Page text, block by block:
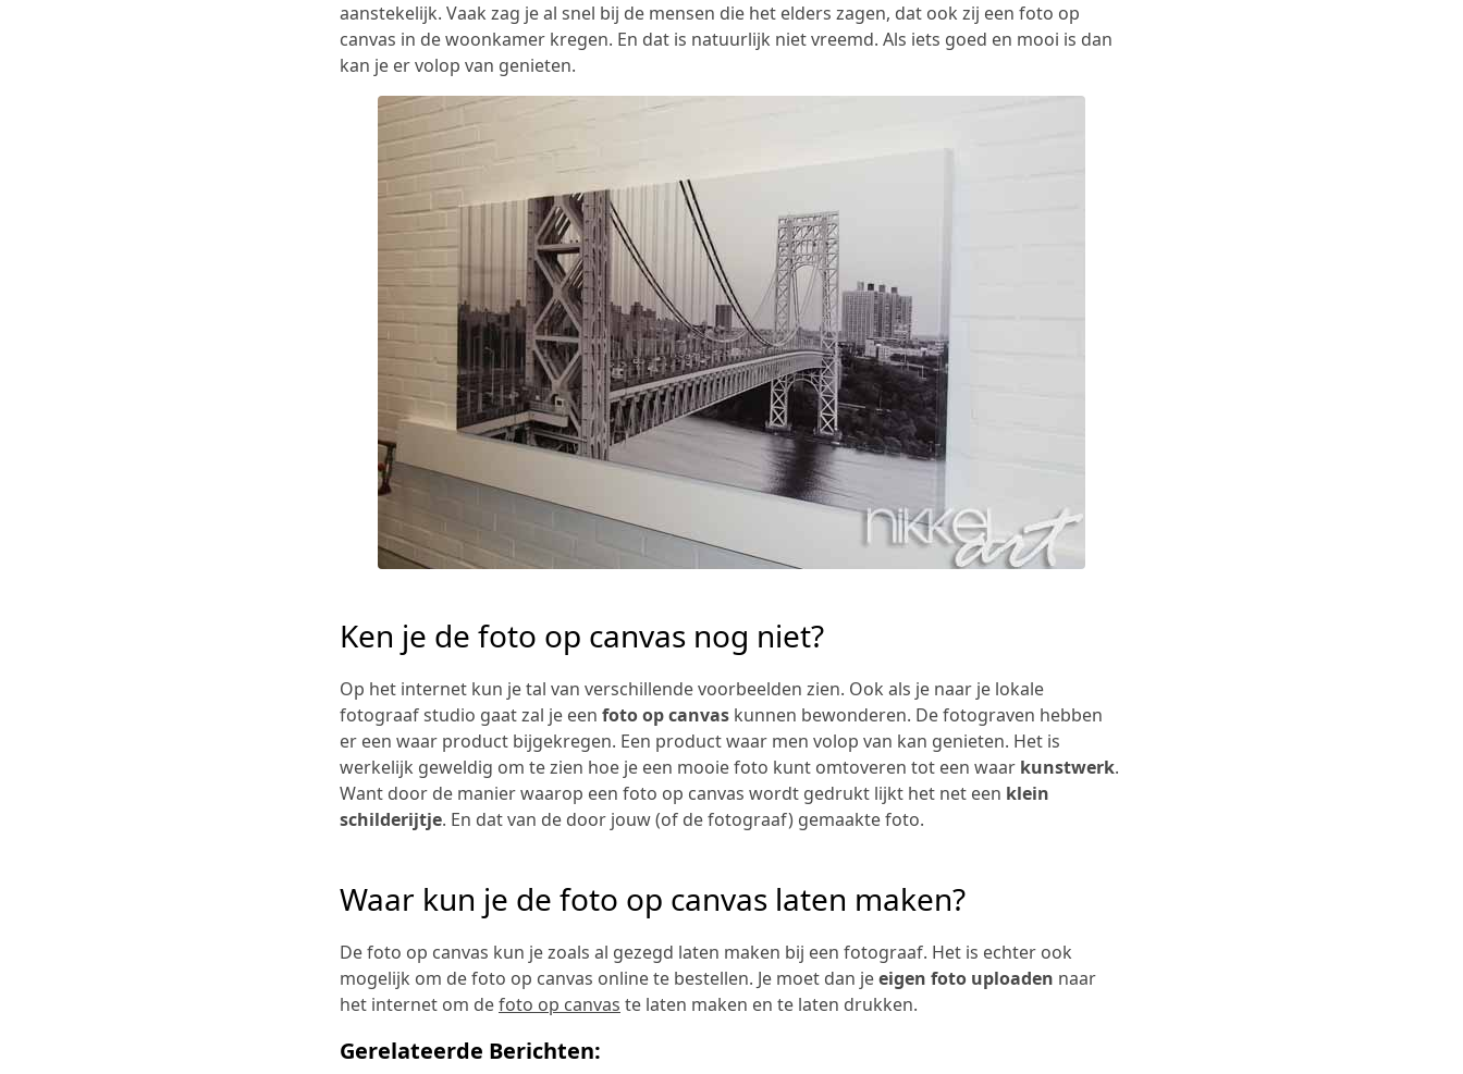
aanstekelijk. Vaak zag je al snel bij de mensen die het elders zagen, dat ook zij een foto op
canvas in de woonkamer kregen. En dat is natuurlijk niet vreemd. Als iets goed en mooi is dan
kan je er volop van genieten.
Ken je de foto op canvas nog niet?
Op het internet kun je tal van verschillende voorbeelden zien. Ook als je naar je lokale
fotograaf studio gaat zal je een foto op canvas kunnen bewonderen. De fotograven hebben
er een waar product bijgekregen. Een product waar men volop van kan genieten. Het is
werkelijk geweldig om te zien hoe je een mooie foto kunt omtoveren tot een waar kunstwerk.
Want door de manier waarop een foto op canvas wordt gedrukt lijkt het net een klein
schilderijtje. En dat van de door jouw (of de fotograaf) gemaakte foto.
Waar kun je de foto op canvas laten maken?
De foto op canvas kun je zoals al gezegd laten maken bij een fotograaf. Het is echter ook
mogelijk om de foto op canvas online te bestellen. Je moet dan jeeigen foto uploaden naar
het internet om defoto op canvas te laten maken en te laten drukken.
Gerelateerde Berichten: